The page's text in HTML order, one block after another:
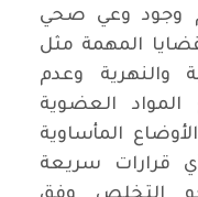
وجود وعي صحي
المهمة مثل
والنهرية وعدم
المواد العضوية
المأساوية
قرارات سريعة